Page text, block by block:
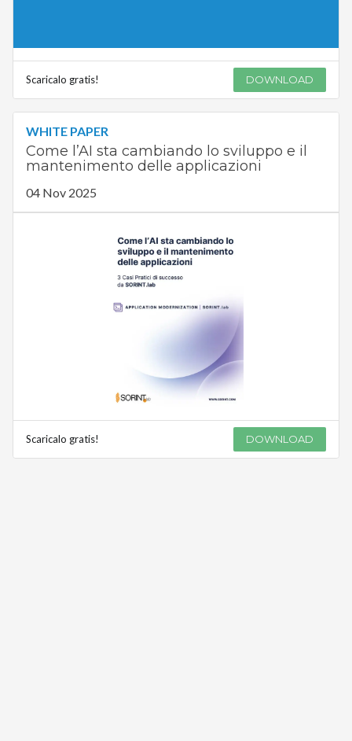
Scaricalo gratis! DOWNLOAD
WHITE PAPER
Come l’AI sta cambiando lo sviluppo e il
mantenimento delle applicazioni
04 Nov 2025
Scaricalo gratis! DOWNLOAD